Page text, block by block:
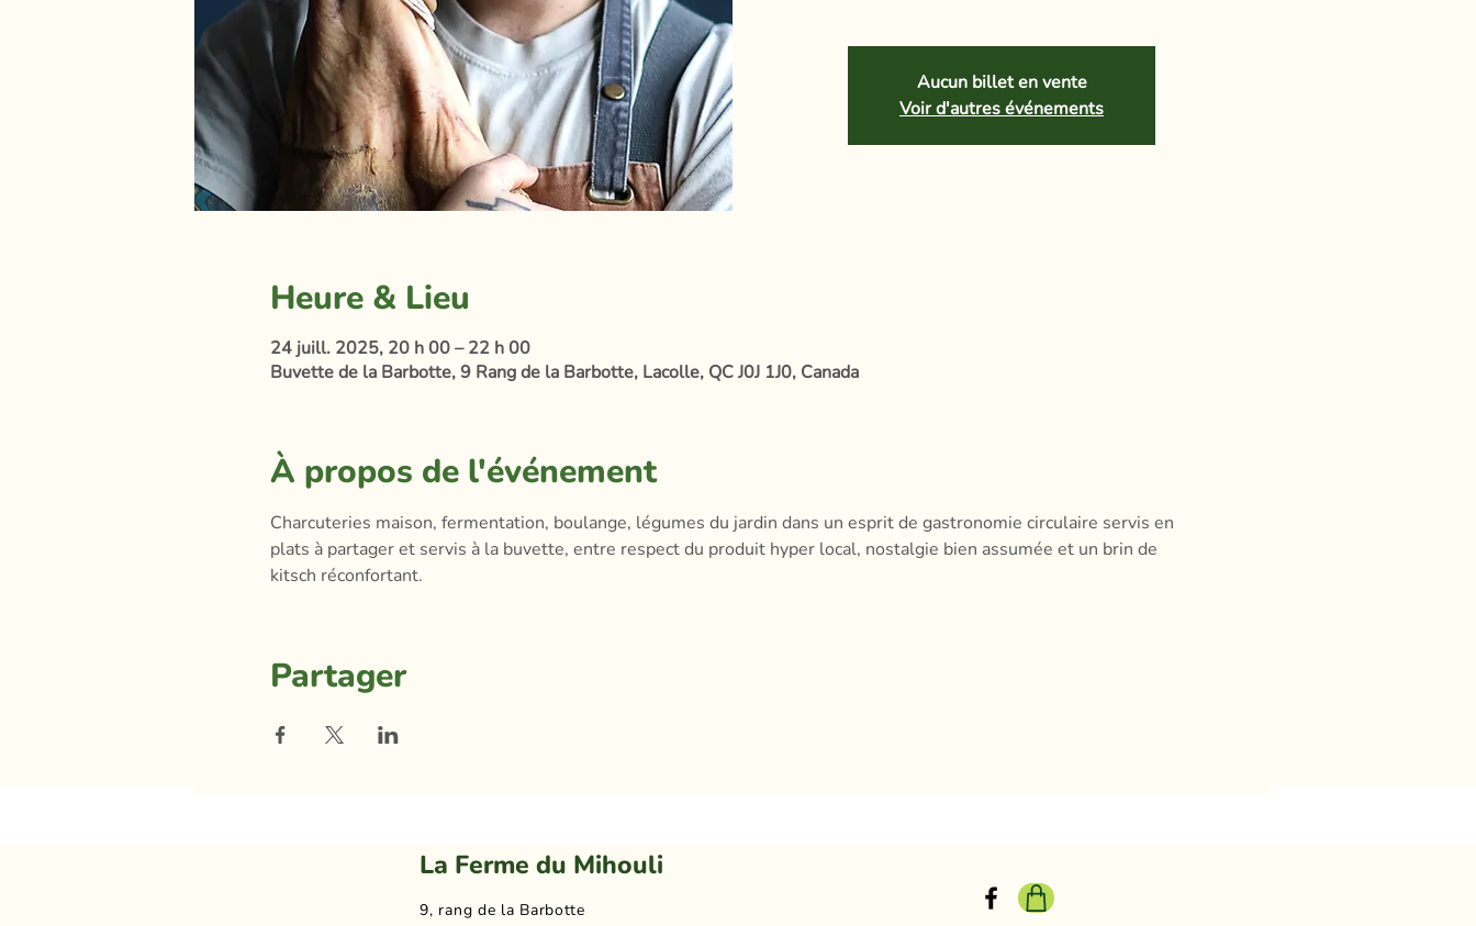
Aucun billet en vente
Voir d'autres événements
Heure & Lieu
24 juill. 2025, 20 h 00 – 22 h 00
Buvette de la Barbotte, 9 Rang de la Barbotte, Lacolle, QC J0J 1J0, Canada
À propos de l'événement
Charcuteries maison, fermentation, boulange, légumes du jardin dans un esprit de gastronomie circulaire servis en
plats à partager et servis à la buvette, entre respect du produit hyper local, nostalgie bien assumée et un brin de
kitsch réconfortant.
Partager
La Ferme du Mihouli
9, rang de la Barbotte